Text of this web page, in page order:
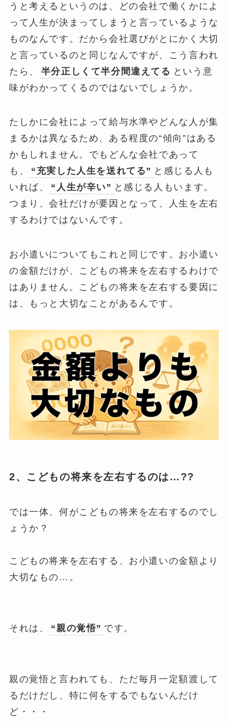
うと考えるというのは、どの会社で働くかによ
って人生が決まってしまうと言っているような
ものなんです。だから会社選びがとにかく大切
と言っているのと同じなんですが、こう言われ
たら、
半分正しくて半分間違えてる という意
味がわかってくるのではないでしょうか。
たしかに会社によって給与水準やどんな人が集
まるかは異なるため、ある程度の“傾向”はある
かもしれません。でもどんな会社であって
も、
“充実した人生を送れてる” と感じる人も
いれば、
“人生が辛い” と感じる人もいます。
つまり、会社だけが要因となって、人生を左右
するわけではないんです。
お小遣いについてもこれと同じです。お小遣い
の金額だけが、こどもの将来を左右するわけで
はありません。こどもの将来を左右する要因に
は、もっと大切なことがあるんです。
2、こどもの将来を左右するのは…??
では一体、何がこどもの将来を左右するのでし
ょうか？
こどもの将来を左右する、お小遣いの金額より
大切なもの…。
それは、 “親の覚悟” です。
親の覚悟と言われても、ただ毎月一定額渡して
るだけだし、特に何をするでもないんだけ
ど・・・